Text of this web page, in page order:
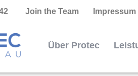
Join the Team Impressum
Über Protec